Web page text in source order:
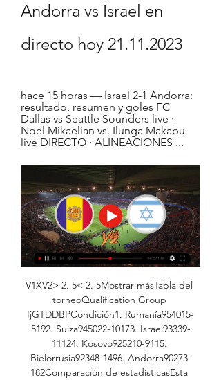
Andorra vs Israel en
directo hoy 21.11.2023
hace 15 horas — Israel 2-1 Andorra:
resultado, resumen y goles FC
Dallas vs Seattle Sounders live ·
Noel Mikaelian vs. Ilunga Makabu
live DIRECTO · ALINEACIONES ...
V1XV2> 2. 5< 2. 5Mostrar másTabla del
torneoQualification Group
IjGTDDBPCondición1. Rumanía954015-
5192. Suiza945022-10173. Israel93339-
11124. Kosovo925210-9115.
Bielorrusia92348-1496. Andorra90273-
182Comparación de estadísticasEsta